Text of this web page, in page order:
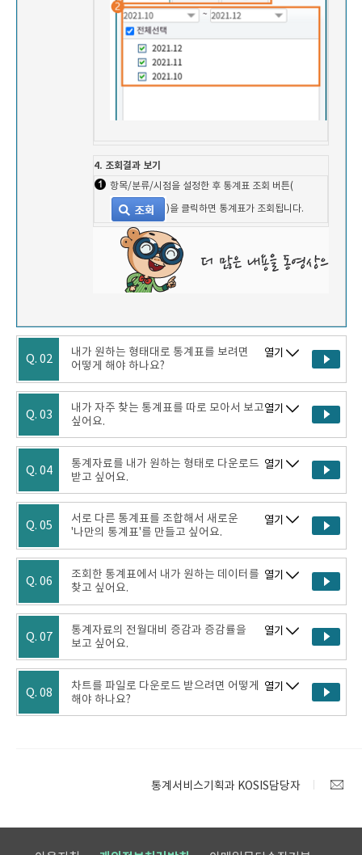
4. 조회결과 보기
항목/분류/시점을 설정한 후 통계표 조회 버튼(
)을 클릭하면 통계표가 조회됩니다.
Q. 02
내가 원하는 형태대로 통계표를 보려면
어떻게 해야 하나요?
열기
Q. 03
내가 자주 찾는 통계표를 따로 모아서 보고
싶어요.
열기
Q. 04
통계자료를 내가 원하는 형태로 다운로드
받고 싶어요.
열기
Q. 05
서로 다른 통계표를 조합해서 새로운
'나만의 통계표'를 만들고 싶어요.
열기
Q. 06
조회한 통계표에서 내가 원하는 데이터를
찾고 싶어요.
열기
Q. 07
통계자료의 전월대비 증감과 증감률을
보고 싶어요.
열기
Q. 08
차트를 파일로 다운로드 받으려면 어떻게
해야 하나요?
열기
통계서비스기획과 KOSIS담당자